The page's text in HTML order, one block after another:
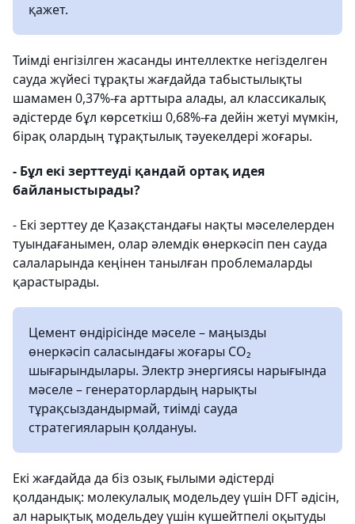
қажет.
Тиімді енгізілген жасанды интеллектке негізделген
сауда жүйесі тұрақты жағдайда табыстылықты
шамамен 0,37%-ға арттыра алады, ал классикалық
әдістерде бұл көрсеткіш 0,68%-ға дейін жетуі мүмкін,
бірақ олардың тұрақтылық тәуекелдері жоғары.
- Бұл екі зерттеуді қандай ортақ идея
байланыстырады?
- Екі зерттеу де Қазақстандағы нақты мәселелерден
туындағанымен, олар әлемдік өнеркәсіп пен сауда
салаларында кеңінен танылған проблемаларды
қарастырады.
Цемент өндірісінде мәселе – маңызды
өнеркәсіп саласындағы жоғары CO₂
шығарындылары. Электр энергиясы нарығында
мәселе – генераторлардың нарықты
тұрақсыздандырмай, тиімді сауда
стратегияларын қолдануы.
Екі жағдайда да біз озық ғылыми әдістерді
қолдандық: молекулалық модельдеу үшін DFT әдісін,
ал нарықтық модельдеу үшін күшейтпелі оқытуды